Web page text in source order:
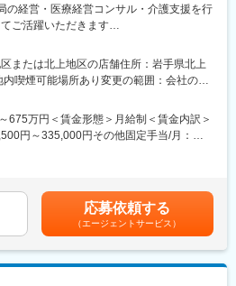
や、地域の医療ニーズに沿った質の高い
然と調和した店舗デザイン、バリアフリ
に親しまれ、明るく和やかな拠点となる
います。すべては患者様のために。いつ
に力を注いでいます。新入社員研修に始
応じた段階的なセミナーを実施。日本薬
よる実践的な研修会も随時開催。最新の
な知識を身につけたり、患者様とのより
構築のために人間性を磨いたりしなが
を育成していきます。
の経営・医療経営コンサル・介護支援を行
ご活躍いただきます
願い致します。患者様との会話を通し
いただくなど、地域医療の担い手として
場です。
ント」を育てるべく、定期的な勉強会・
を実施しております。資格取得に向けて
または北上地区の店舗住所：岩手県北上
喫煙可能場所あり変更の範囲：会社の定
675万円＜賃金形態＞月給制＜賃金内訳＞
円～335,000円その他固定手当/月：
＞■昇給：年1回（6月）■賞与：年2回（6
60,000円賃金はあくまでも目安の金額で
する可能性があります。月給(月額)は固定
応募依頼する
（エージェントサービス）